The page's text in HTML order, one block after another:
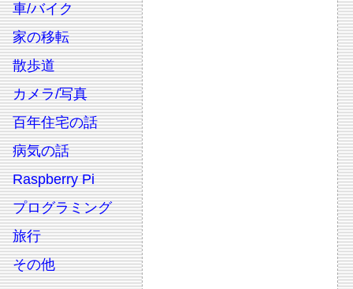
車/バイク
家の移転
散歩道
カメラ/写真
百年住宅の話
病気の話
Raspberry Pi
プログラミング
旅行
その他